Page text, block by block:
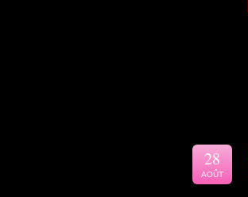
28
AOÛT